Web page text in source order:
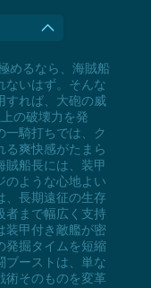
めるなら、海賊船
ないはず。そんな
すれば、大砲の威
の破壊力を発
一騎打ちでは、ク
る爽快感がたまら
賊船長には、装甲
のような心地よい
、長期遠征の生存
者まで幅広く支持
装甲付き敵艦が密
発掘タイムを短縮
ブーストは、単な
術そのものを変革